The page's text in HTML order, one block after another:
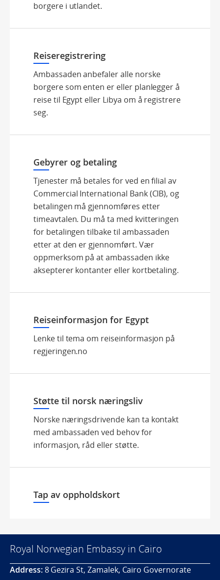
borgere i utlandet.
Reiseregistrering
Ambassaden anbefaler alle norske
borgere som enten er eller planlegger å
reise til Egypt eller Libya om å registrere
seg.
Gebyrer og betaling
Tjenester må betales for ved en filial av
Commercial International Bank (CIB), og
betalingen må gjennomføres etter
timeavtalen. Du må ta med kvitteringen
for betalingen tilbake til ambassaden
etter at den er gjennomført. Vær
oppmerksom på at ambassaden ikke
aksepterer kontanter eller kortbetaling.
Reiseinformasjon for Egypt
Lenke til tema om reiseinformasjon på
regjeringen.no
Støtte til norsk næringsliv
Norske næringsdrivende kan ta kontakt
med ambassaden ved behov for
informasjon, råd eller støtte.
Tap av oppholdskort
Royal Norwegian Embassy in Cairo
Address:8 Gezira St, Zamalek, Cairo Governorate